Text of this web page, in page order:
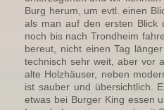
Burg herum, um evtl. einen
als man auf den ersten Blick
noch bis nach Trondheim
bereut, nicht einen Tag
technisch sehr weit, aber vor
alte Holzhäuser, neben
ist sauber und übersichtlich.
etwas bei Burger King essen